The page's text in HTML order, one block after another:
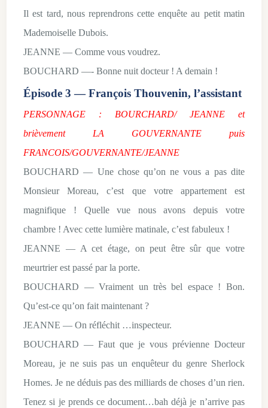
Il est tard, nous reprendrons cette enquête au petit matin
Mademoiselle Dubois.
JEANNE — Comme vous voudrez.
BOUCHARD —- Bonne nuit docteur ! A demain !
Épisode 3 — François Thouvenin, l’assistant
PERSONNAGE : BOURCHARD/ JEANNE et
brièvement LA GOUVERNANTE puis
FRANCOIS/GOUVERNANTE/JEANNE
BOUCHARD — Une chose qu’on ne vous a pas dite
Monsieur Moreau, c’est que votre appartement est
magnifique ! Quelle vue nous avons depuis votre
chambre ! Avec cette lumière matinale, c’est fabuleux !
JEANNE — A cet étage, on peut être sûr que votre
meurtrier est passé par la porte.
BOUCHARD — Vraiment un très bel espace ! Bon.
Qu’est-ce qu’on fait maintenant ?
JEANNE — On réfléchit …inspecteur.
BOUCHARD — Faut que je vous prévienne Docteur
Moreau, je ne suis pas un enquêteur du genre Sherlock
Homes. Je ne déduis pas des milliards de choses d’un rien.
Tenez si je prends ce document…bah déjà je n’arrive pas